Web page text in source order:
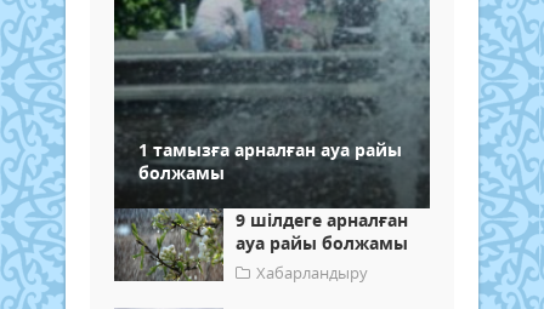
1 тамызға арналған ауа райы
болжамы
9 шілдеге арналған
ауа райы болжамы
Хабарландыру